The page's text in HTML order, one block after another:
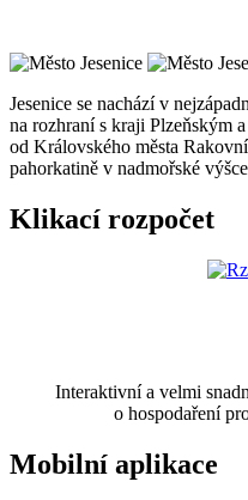
Jesenice se nachází v
na rozhraní s kraji Plzeňským
od Královského města
pahorkatině v nadmořské
Klikací rozpočet
Interaktivní a velmi
o hospodaření
Mobilní aplikace